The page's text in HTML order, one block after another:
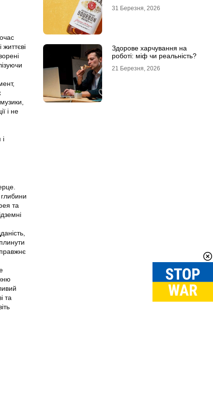
і не
глибини
та
та
31 Березня, 2026
Здорове харчування на
роботі: міф чи реальність?
21 Березня, 2026